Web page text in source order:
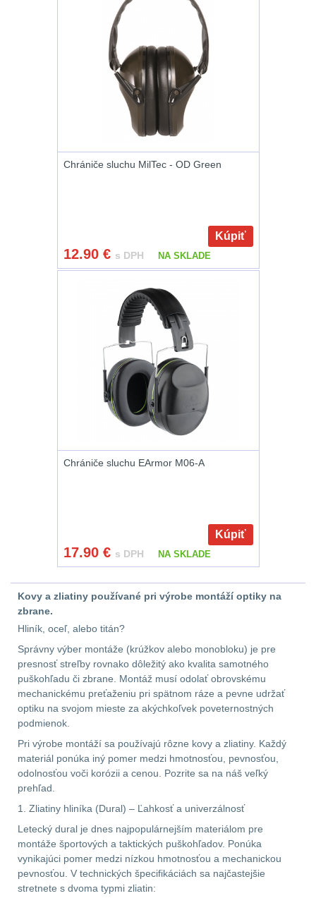
Doplňky k batohům535
Ramenní popruhy a
Karabiny a přezky75
Samonavíjecí
Nepromokavý potahy
33
Lékárničky17
Na přežití25
Ostatní
DOPLNKY K
ZBRANIAM(663)
Montáže na zbraň 556
Montáže pro svítilny
18
Boční montáže
Adaptéry a risery38
Montáže pro optiku
180
Chrániče sluchu MilTec - OD Green
Kúpiť
12.90 € s DPH NA SKLADE
Chrániče sluchu EArmor M06-A
Kúpiť
17.90 € s DPH NA SKLADE
Kovy a zliatiny používané pri výrobe montáží optiky na
zbrane.
Hliník, oceľ, alebo titán?
Správny výber montáže (krúžkov alebo monobloku) je pre
presnosť streľby rovnako dôležitý ako kvalita samotného
puškohľadu či zbrane. Montáž musí odolať obrovskému
mechanickému preťaženiu pri spätnom ráze a pevne udržať
optiku na svojom mieste za akýchkoľvek poveternostných
podmienok.
Pri výrobe montáží sa používajú rôzne kovy a zliatiny. Každý
materiál ponúka iný pomer medzi hmotnosťou, pevnosťou,
odolnosťou voči korózii a cenou. Pozrite sa na náš veľký
prehľad.
1. Zliatiny hliníka (Dural) – Ľahkosť a univerzálnosť
Letecký dural je dnes najpopulárnejším materiálom pre
montáže športových a taktických puškohľadov. Ponúka
vynikajúci pomer medzi nízkou hmotnosťou a mechanickou
pevnosťou. V technických špecifikáciách sa najčastejšie
stretnete s dvoma typmi zliatin: